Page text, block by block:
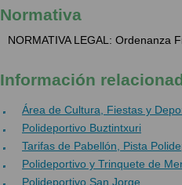
Normativa
NORMATIVA LEGAL: Ordenanza
Información
Área de Cultura, Fiestas y
Polideportivo Buztintxuri
Tarifas de Pabellón, Pista
Polideportivo y Trinquete de
Polideportivo San Jorge